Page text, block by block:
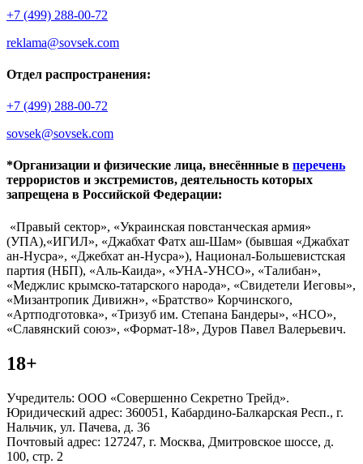
+7 (499) 288-00-72
reklama@sovsek.com
Отдел распространения:
+7 (499) 288-00-72
sovsek@sovsek.com
*Организации и физические лица, внесённные в перечень
террористов и экстремистов, деятельность которых
запрещена в Российской Федерации:
«Правый сектор», «Украинская повстанческая армия»
(УПА),«ИГИЛ», «Джабхат Фатх аш-Шам» (бывшая «Джабхат
ан-Нусра», «Джебхат ан-Нусра»), Национал-Большевистская
партия (НБП), «Аль-Каида», «УНА-УНСО», «Талибан»,
«Меджлис крымско-татарского народа», «Свидетели Иеговы»,
«Мизантропик Дивижн», «Братство» Корчинского,
«Артподготовка», «Тризуб им. Степана Бандеры», «НСО»,
«Славянский союз», «Формат-18», Дуров Павел Валерьевич.
18+
Учредитель: ООО «Совершенно Секретно Трейд».
Юридический адрес: 360051, Кабардино-Балкарская Респ., г.
Нальчик, ул. Пачева, д. 36
Почтовый адрес: 127247, г. Москва, Дмитровское шоссе, д.
100, стр. 2